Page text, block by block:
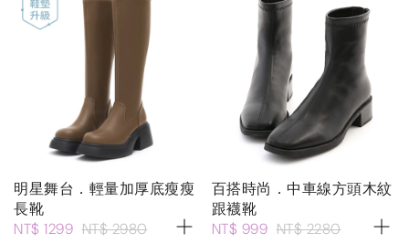
明星舞台．輕量加厚底瘦瘦
長靴
NT$ 1299 NT$ 2980
百搭時尚．中車線方頭木紋
跟襪靴
NT$ 999 NT$ 2280